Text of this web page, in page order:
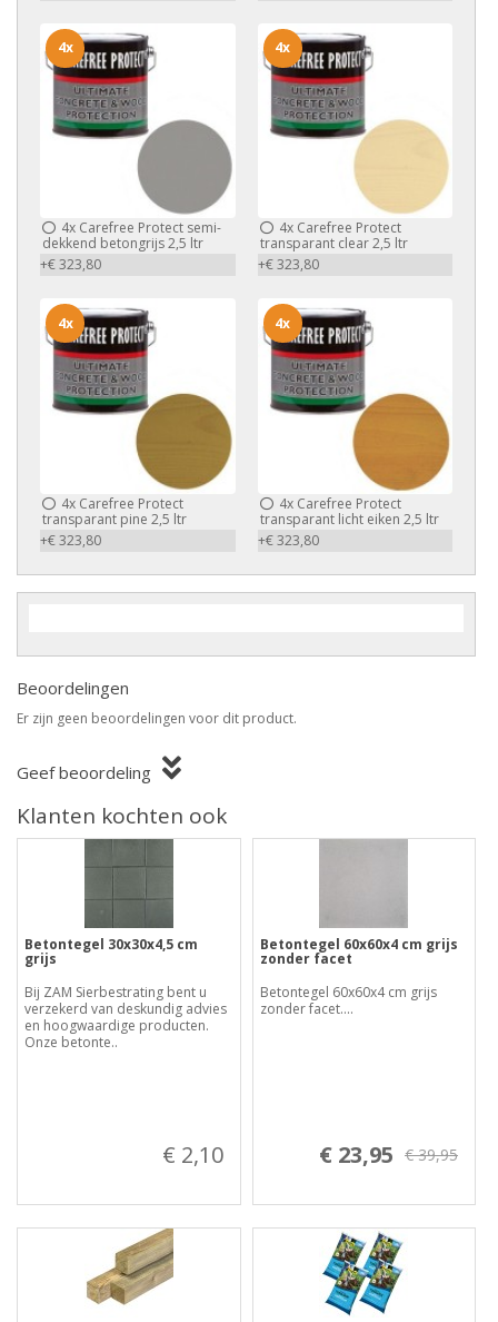
4x Carefree Protect semi-
dekkend betongrijs 2,5 ltr
+€ 323,80
4x
4xCarefree Protect
transparant clear 2,5 ltr
+€ 323,80
4x
4x Carefree Protect
transparant pine 2,5 ltr
+€ 323,80
4x
4xCarefree Protect
transparant licht eiken 2,5 ltr
+€ 323,80
4x
Beoordelingen
Er zijn geen beoordelingen voor dit product.
Geef beoordeling
Klanten kochten ook
Betontegel 30x30x4,5 cm
grijs
Bij ZAM Sierbestrating bent u
verzekerd van deskundig advies
en hoogwaardige producten.
Onze betonte..
€ 2,10
Betontegel 60x60x4 cm grijs
zonder facet
Betontegel 60x60x4 cm grijs
zonder facet....
€ 23,95 € 39,95